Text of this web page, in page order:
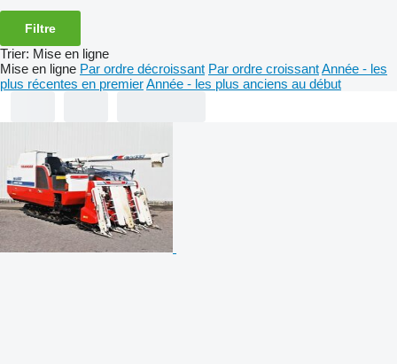
Filtre
Trier: Mise en ligne
Mise en ligne Par ordre décroissant Par ordre croissantAnnée - les
plus récentes en premierAnnée - les plus anciens au début